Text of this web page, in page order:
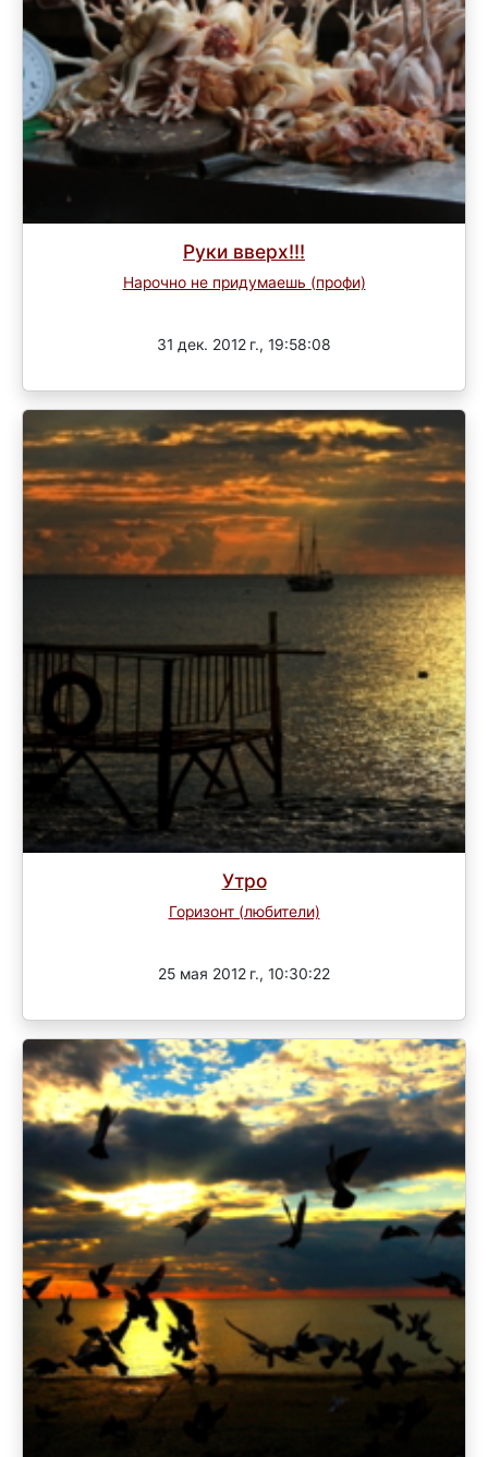
Руки вверх!!!
Нарочно не придумаешь (профи)
31 дек. 2012 г., 19:58:08
Утро
Горизонт (любители)
25 мая 2012 г., 10:30:22